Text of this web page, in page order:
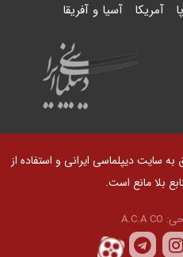
آمریکا آسیا و آفریقا
سایت دیپلماسی ایرانی و استفاده از
بلا مانع است.
A.C.A CO